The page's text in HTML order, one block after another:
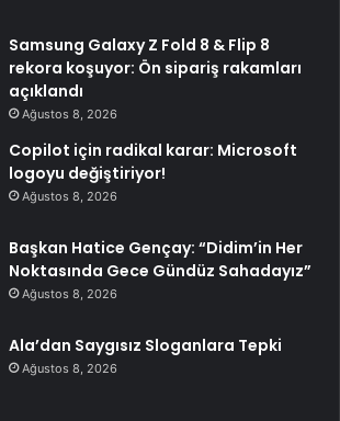
Samsung Galaxy Z Fold 8 & Flip 8
rekora koşuyor: Ön sipariş rakamları
açıklandı
Ağustos 8, 2026
Copilot için radikal karar: Microsoft
logoyu değiştiriyor!
Ağustos 8, 2026
Başkan Hatice Gençay: “Didim’in Her
Noktasında Gece Gündüz Sahadayız”
Ağustos 8, 2026
Ala’dan Saygısız Sloganlara Tepki
Ağustos 8, 2026